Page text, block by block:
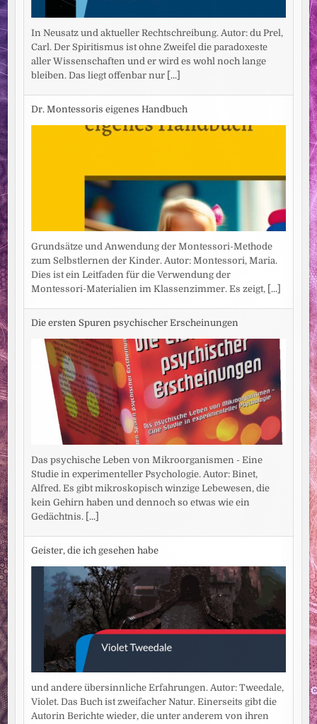
In Neusatz und aktueller Rechtschreibung. Autor: du Prel,
Carl. Der Spiritismus ist ohne Zweifel die paradoxeste
aller Wissenschaften und er wird es wohl noch lange
bleiben. Das liegt offenbar nur [...]
Dr. Montessoris eigenes Handbuch
Grundsätze und Anwendung der Montessori-Methode
zum Selbstlernen der Kinder. Autor: Montessori, Maria.
Dies ist ein Leitfaden für die Verwendung der
Montessori-Materialien im Klassenzimmer. Es zeigt, [...]
Die ersten Spuren psychischer Erscheinungen
Das psychische Leben von Mikroorganismen - Eine
Studie in experimenteller Psychologie. Autor: Binet,
Alfred. Es gibt mikroskopisch winzige Lebewesen, die
kein Gehirn haben und dennoch so etwas wie ein
Gedächtnis. [...]
Geister, die ich gesehen habe
und andere übersinnliche Erfahrungen. Autor: Tweedale,
Violet. Das Buch ist zweifacher Natur. Einerseits gibt die
Autorin Berichte wieder, die unter anderem von ihren